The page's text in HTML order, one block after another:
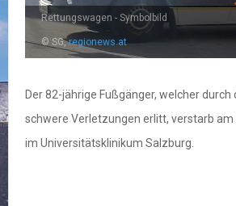
Rettungswagen - Symbolbild
© SG,regionews.at
Der 82-jährige Fußgänger, welcher durch
schwere Verletzungen erlitt, verstarb am
im Universitätsklinikum Salzburg.